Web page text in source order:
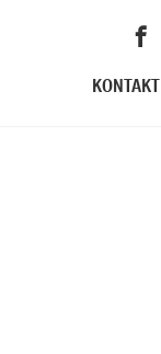
KONTAKT